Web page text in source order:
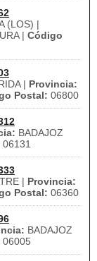
(LOS) |
| Código
| Provincia:
Postal: 06800
BADAJOZ
06131
| Provincia:
Postal: 06360
BADAJOZ
06005